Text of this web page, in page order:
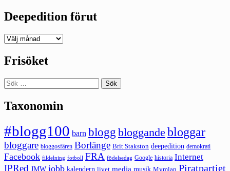
Deepedition förut
Deepedition
Frisöket
Sök
efter:
Taxonomin
#blogg100 barn blogg bloggande bloggar
bloggare bloggosfären Borlänge Brit Stakston deepedition demokrati
Facebook fildelning fotboll FRA födelsedag Google historia Internet
IPRed JMW jobb kalendern livet media musik Piratpartiet